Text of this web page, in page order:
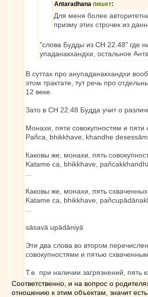
Antaradhana пишет:
Для меня более
призму этих строчек из
"слова Будды из СН 22.48" где
упаданакхандхи, остальное
В суттах про анупаданакхандхи
этом трактате, тут речь про
12 веке.
Зато в СН 22.48 Будда учит о
Монахи, пяти совокупностям и
Pañca, bhikkhave, khandhe
Каковы же, монахи, пять
Katame ca, bhikkhave,
Каковы же, монахи, пять
Katame ca, bhikkhave,
sāsavā upādāniyā
Эти два слова во втором
совокупностями и пятью
Т.е. при наличии загрязнений, пять
Соответственно, и на вопрос о
отношению к этим объектам, значит